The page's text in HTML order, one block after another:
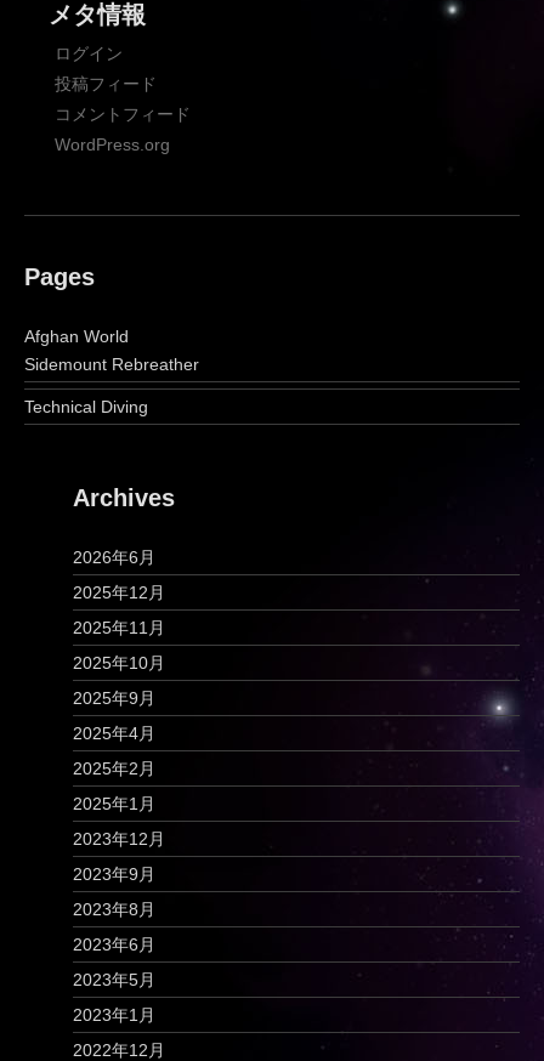
メタ情報
ログイン
投稿フィード
コメントフィード
WordPress.org
Pages
Afghan World
Sidemount Rebreather
Technical Diving
Archives
2026年6月
2025年12月
2025年11月
2025年10月
2025年9月
2025年4月
2025年2月
2025年1月
2023年12月
2023年9月
2023年8月
2023年6月
2023年5月
2023年1月
2022年12月